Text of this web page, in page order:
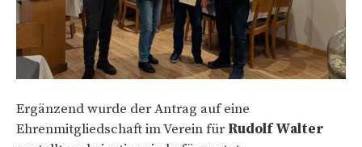
Ergänzend wurde der Antrag auf eine
Ehrenmitgliedschaft im Verein für Rudolf Walter